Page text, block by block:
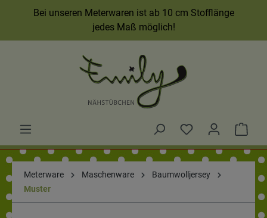
Bei unseren Meterwaren ist ab 10 cm Stofflänge
jedes Maß möglich!
Meterware Maschenware
Baumwolljersey
Muster